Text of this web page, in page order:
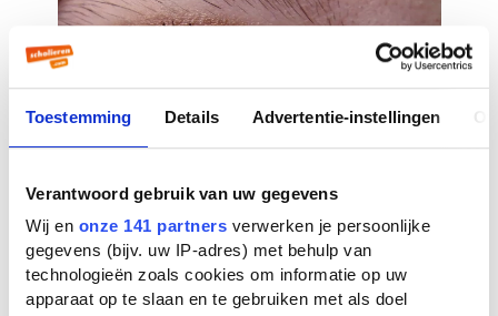
Toestemming Details Advertentie-instellingen
Verantwoord gebruik van uw gegevens
Wij en onze 141 partners verwerken je persoonlijke
gegevens (bijv. uw IP-adres) met behulp van
technologieën zoals cookies om informatie op uw
apparaat op te slaan en te gebruiken met als doel